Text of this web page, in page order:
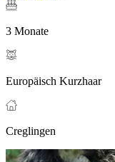
3 Monate
Europäisch Kurzhaar
Creglingen